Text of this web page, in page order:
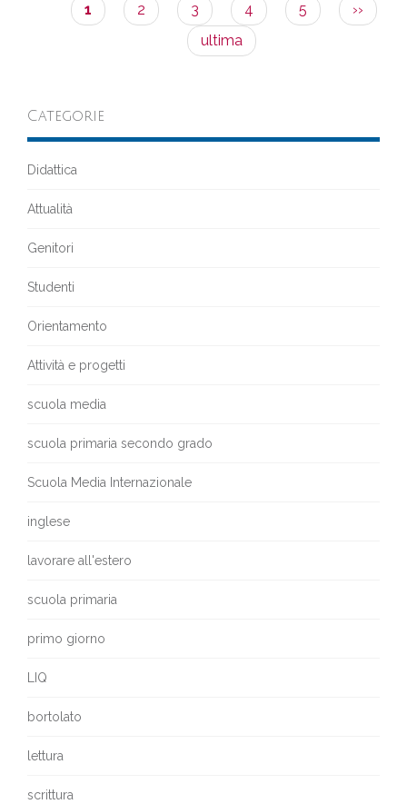
Paginazione
Pagina
attuale
1 Pagina
2 Pagina
3 Pagina
4 Pagina
5
Pagina
››
ultima
Categorie
Didattica
Attualità
Genitori
Studenti
Orientamento
Attività e progetti
scuola media
scuola primaria secondo grado
Scuola Media Internazionale
inglese
lavorare all'estero
scuola primaria
primo giorno
LIQ
bortolato
lettura
scrittura